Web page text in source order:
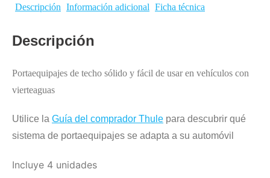
Descripción Información adicional Ficha técnica
Descripción
Portaequipajes de techo sólido y fácil de usar en vehículos con
vierteaguas
Utilice la Guía del comprador Thule para descubrir qué
sistema de portaequipajes se adapta a su automóvil
Incluye 4 unidades